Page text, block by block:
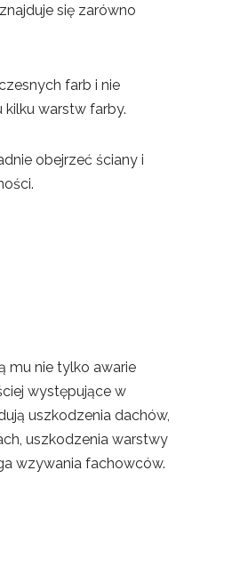
się zarówno
farb i nie
warstw farby.
obejrzeć ściany i
mu nie tylko awarie
występujące w
uszkodzenia dachów,
uszkodzenia warstwy
wzywania fachowców.